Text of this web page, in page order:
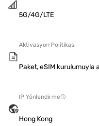
5G/4G/LTE
Aktivasyon Politikası
Paket, eSIM kurulumuyla
IP Yönlendirme
Hong Kong